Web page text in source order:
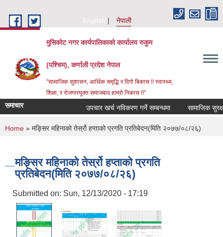
English
नेपाली
मुसिकोट नगर कार्यपालिकाको कार्यालय रुकुम
(पश्चिम), कर्णाली प्रदेश नेपाल
"सामाजिक सुशासन, आर्थिक समृद्धि र दिगो बिकास !! स्वास्थ्य,
शिक्षा, र रोजगारयुक्त समाजबाद हाम्रो निकास !!"
समाचार उपचार खर्च नविकरण गर्ने सम्बन्धमा
You are here
Home » मङ्सिर महिनाको तेर्स्रो हप्ताको प्रगति प्रतिबेदन(मिति २०७७/०८/२६)
मङ्सिर महिनाको तेर्स्रो हप्ताको प्रगति
प्रतिबेदन(मिति २०७७/०८/२६)
Submitted on: Sun, 12/13/2020 - 17:19